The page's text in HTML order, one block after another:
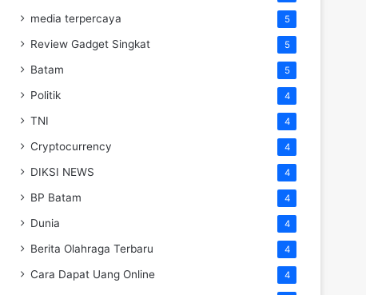
media terpercaya 5
Review Gadget Singkat 5
Batam 5
Politik 4
TNI 4
Cryptocurrency 4
DIKSI NEWS 4
BP Batam 4
Dunia 4
Berita Olahraga Terbaru 4
Cara Dapat Uang Online 4